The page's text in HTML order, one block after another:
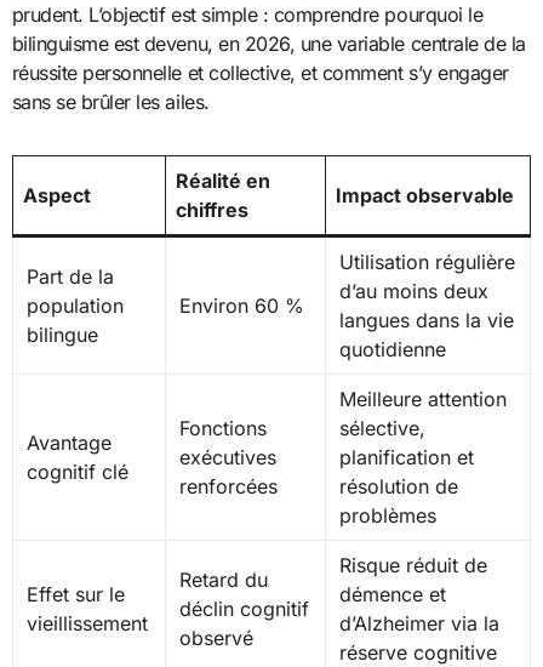
prudent. L’objectif est simple : comprendre pourquoi le
bilinguisme est devenu, en 2026, une variable centrale de la
réussite personnelle et collective, et comment s’y engager
sans se brûler les ailes.
Aspect
Réalité en
chiffres
Impact observable
Part de la
population
bilingue
Environ 60 %
Utilisation régulière
d’au moins deux
langues dans la vie
quotidienne
Avantage
cognitif clé
Fonctions
exécutives
renforcées
Meilleure attention
sélective,
planification et
résolution de
problèmes
Effet sur le
vieillissement
Retard du
déclin cognitif
observé
Risque réduit de
démence et
d’Alzheimer via la
réserve cognitive